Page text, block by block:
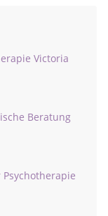
Victoria
Beratung